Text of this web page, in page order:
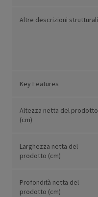
Altre descrizioni strutturali
Key Features
Altezza netta del prodotto
(cm)
Larghezza netta del
prodotto (cm)
Profondità netta del
prodotto (cm)